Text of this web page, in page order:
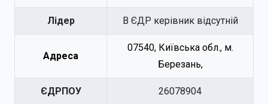
Лідер В ЄДР керівник відсутній
Адреса
07540, Київська обл., м.
Березань,
ЄДРПОУ 26078904